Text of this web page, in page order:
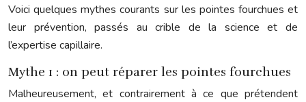
Voici quelques mythes courants sur les pointes fourchues et
leur prévention, passés au crible de la science et de
l’expertise capillaire.
Mythe 1 : on peut réparer les pointes fourchues
Malheureusement, et contrairement à ce que prétendent